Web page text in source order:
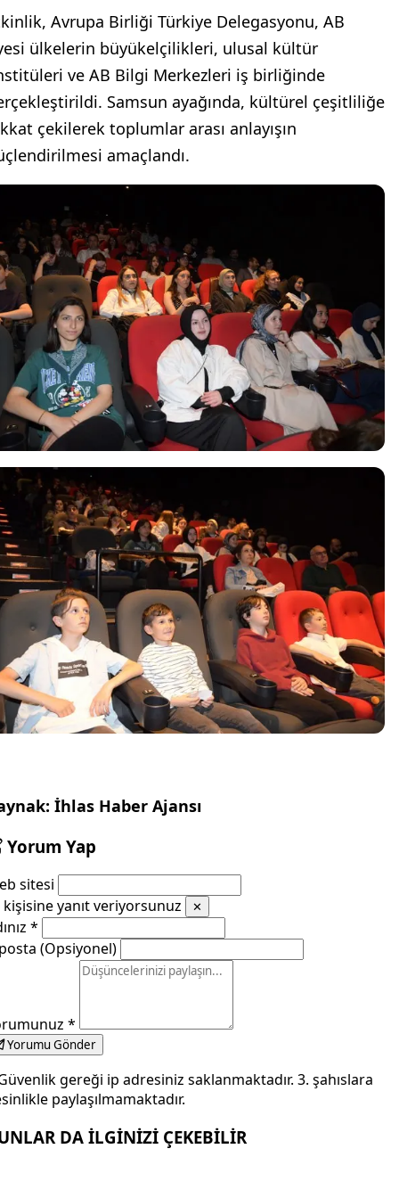
Avrupa Birliği Türkiye Delegasyonu, AB
ülkelerin büyükelçilikleri, ulusal kültür
ve AB Bilgi Merkezleri iş birliğinde
Samsun ayağında, kültürel çeşitliliğe
çekilerek toplumlar arası anlayışın
amaçlandı.
İhlas Haber Ajansı
Yorum Yap
sitesi
kişisine yanıt veriyorsunuz
✕
*
(Opsiyonel)
*
Yorumu Gönder
gereği ip adresiniz saklanmaktadır. 3. şahıslara
paylaşılmamaktadır.
DA İLGİNİZİ ÇEKEBİLİR